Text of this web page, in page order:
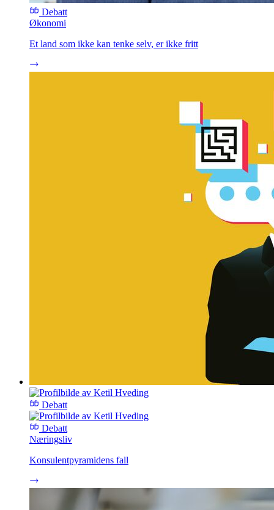
Debatt
Økonomi
Et land som ikke kan tenke selv, er ikke fritt
Debatt
Debatt
Næringsliv
Konsulentpyramidens fall